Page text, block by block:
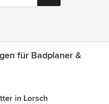
für Badplaner &
in Lorsch